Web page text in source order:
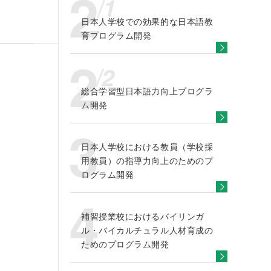
日本人学校での効果的な日本語教
育プログラム開発
総合学習型日本語力向上プログラ
ム開発
日本人学校における教員（学校採
用教員）の指導力向上のためのプ
ログラム開発
補習授業校におけるバイリンガ
ル・バイカルチュラル人材育成の
ためのプログラム開発